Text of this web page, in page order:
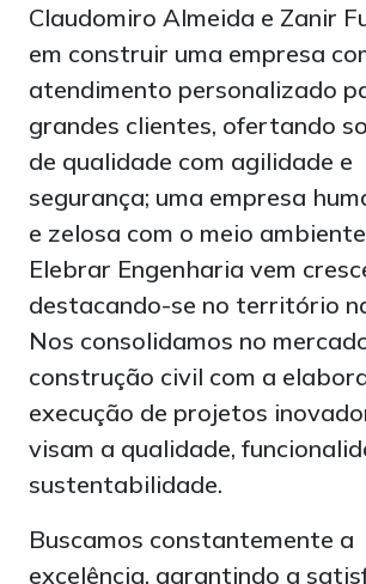
Claudomiro Almeida e Zanir
em construir uma empresa
atendimento personalizado
grandes clientes, ofertando
de qualidade com agilidade e
segurança; uma empresa
e zelosa com o meio
Elebrar Engenharia vem
destacando-se no território
Nos consolidamos no
construção civil com a
execução de projetos
visam a qualidade,
sustentabilidade.
Buscamos constantemente a
excelência, garantindo a